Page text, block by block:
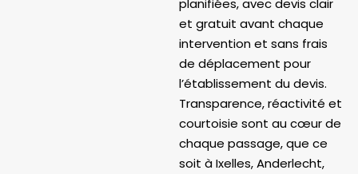
planifiées, avec devis clair
et gratuit avant chaque
intervention et sans frais
de déplacement pour
l’établissement du devis.
Transparence, réactivité et
courtoisie sont au cœur de
chaque passage, que ce
soit à Ixelles, Anderlecht,